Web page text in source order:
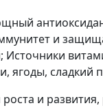
и
Источники
ягоды, сладкий
и